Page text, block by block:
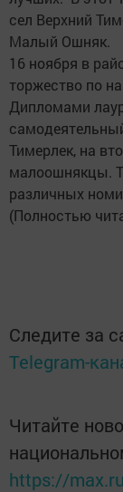
сел Верхний
Малый Ошняк.
16 ноября в
торжество по
Дипломами
Тимерлек, на
малоошнякцы.
различных
(Полностью
Следите за
Telegram-
Читайте
https://